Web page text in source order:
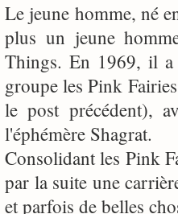
Le jeune homme, né
plus un jeune
Things. En 1969, il a
groupe les Pink
le post précédent),
l'éphémère Shagrat.
Consolidant les Pink
par la suite une
et parfois de belles